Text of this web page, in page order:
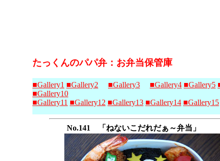
たっくんのパパ弁：お弁当保管庫
■Gallery1 ■Gallery2 ■Gallery3 ■Gallery4 ■Gallery5
■Gallery10
■Gallery11 ■Gallery12 ■Gallery13 ■Gallery14 ■Gallery15
No.141 「ねないこだれだぁ～弁当」